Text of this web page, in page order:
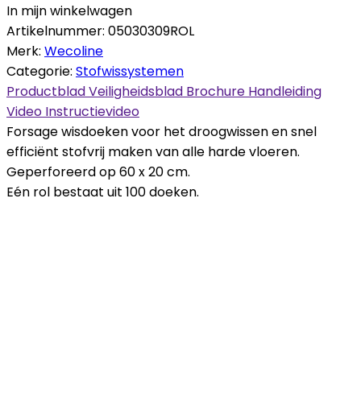
In mijn winkelwagen
Artikelnummer: 05030309ROL
Merk: Wecoline
Categorie: Stofwissystemen
ProductbladVeiligheidsblad Brochure Handleiding
Video Instructievideo
Forsage wisdoeken voor het droogwissen en snel
efficiënt stofvrij maken van alle harde vloeren.
Geperforeerd op 60 x 20 cm.
Eén rol bestaat uit 100 doeken.